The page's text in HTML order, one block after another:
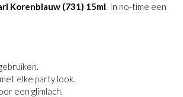
Korenblauw (731) 15ml. In no-time een
elke party look.
een glimlach.